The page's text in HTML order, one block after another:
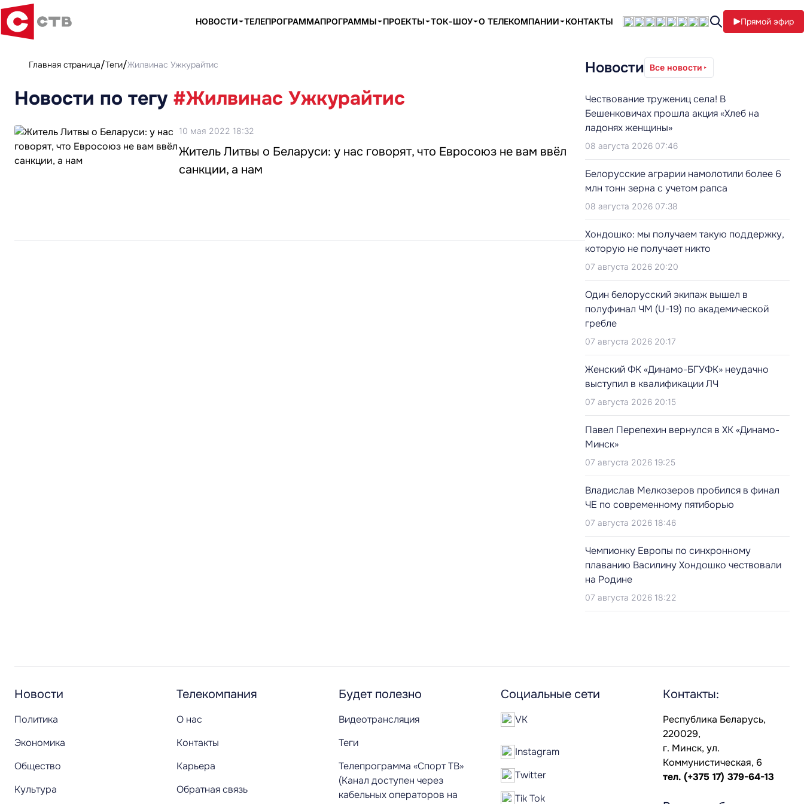
НОВОСТИ ТЕЛЕПРОГРАММАПРОГРАММЫ ПРОЕКТЫ ТОК-ШОУ О ТЕЛЕКОМПАНИИ КОНТАКТЫ Прямой эфир
Главная страница Теги Жилвинас Ужкурайтис
Новости по тегу #Жилвинас Ужкурайтис
10 мая 2022 18:32
Житель Литвы о Беларуси: у нас говорят, что Евросоюз не вам ввёл
санкции, а нам
Новости Все новости
Чествование тружениц села! В
Бешенковичах прошла акция «Хлеб на
ладонях женщины»
08 августа 2026 07:46
Белорусские аграрии намолотили более 6
млн тонн зерна с учетом рапса
08 августа 2026 07:38
Хондошко: мы получаем такую поддержку,
которую не получает никто
07 августа 2026 20:20
Один белорусский экипаж вышел в
полуфинал ЧМ (U-19) по академической
гребле
07 августа 2026 20:17
Женский ФК «Динамо-БГУФК» неудачно
выступил в квалификации ЛЧ
07 августа 2026 20:15
Павел Перепехин вернулся в ХК «Динамо-
Минск»
07 августа 2026 19:25
Владислав Мелкозеров пробился в финал
ЧЕ по современному пятиборью
07 августа 2026 18:46
Чемпионку Европы по синхронному
плаванию Василину Хондошко чествовали
на Родине
07 августа 2026 18:22
Новости
Политика
Экономика
Общество
Культура
Телекомпания
О нас
Контакты
Карьера
Обратная связь
Будет полезно
Видеотрансляция
Теги
Телепрограмма «Спорт ТВ»
(Канал доступен через
кабельных операторов на
Социальные сети
VK
Instagram
Twitter
Tik Tok
Контакты:
Республика Беларусь,
220029,
г. Минск, ул.
Коммунистическая, 6
тел. (+375 17) 379-64-13